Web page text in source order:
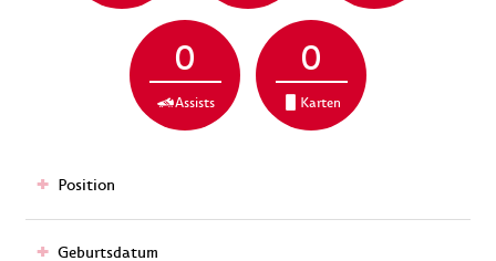
0
Assists
0
Karten
Position
Geburtsdatum